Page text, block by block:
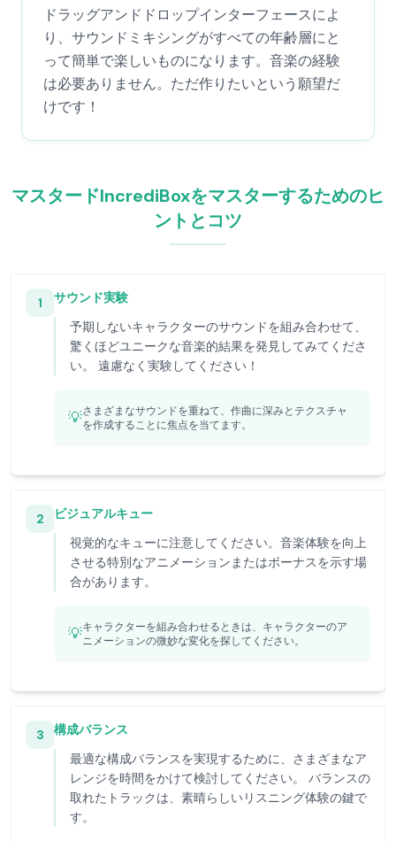
ドラッグアンドドロップインターフェースによ
り、サウンドミキシングがすべての年齢層にと
って簡単で楽しいものになります。音楽の経験
は必要ありません。ただ作りたいという願望だ
けです！
マスタードIncrediBoxをマスターするためのヒ
ントとコツ
1
サウンド実験
予期しないキャラクターのサウンドを組み合わせて、
驚くほどユニークな音楽的結果を発見してみてくださ
い。 遠慮なく実験してください！
💡さまざまなサウンドを重ねて、作曲に深みとテクスチャ
を作成することに焦点を当てます。
2
ビジュアルキュー
視覚的なキューに注意してください。音楽体験を向上
させる特別なアニメーションまたはボーナスを示す場
合があります。
💡キャラクターを組み合わせるときは、キャラクターのア
ニメーションの微妙な変化を探してください。
3
構成バランス
最適な構成バランスを実現するために、さまざまなア
レンジを時間をかけて検討してください。 バランスの
取れたトラックは、素晴らしいリスニング体験の鍵で
す。